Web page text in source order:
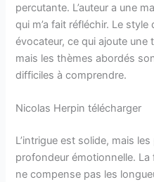
percutante. L’auteur a une
qui m’a fait réfléchir. Le
évocateur, ce qui ajoute une
mais les thèmes abordés
difficiles à comprendre.
Nicolas Herpin télécharger
L’intrigue est solide, mais
profondeur émotionnelle.
ne compense pas les